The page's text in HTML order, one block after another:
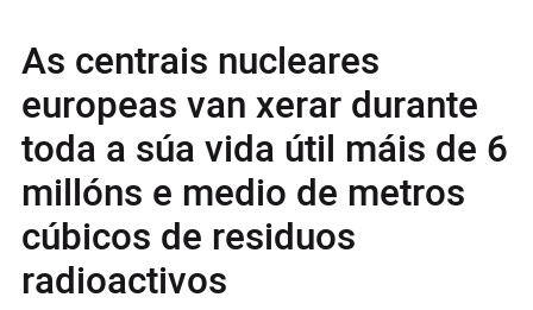
As centrais nucleares
europeas van xerar durante
toda a súa vida útil máis de 6
millóns e medio de metros
cúbicos de residuos
radioactivos